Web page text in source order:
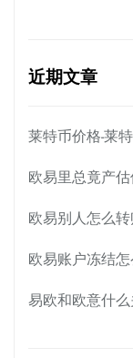
近期文章
莱特币价格-莱
欧易里总竟产
欧易别人怎么
欧易账户冻结
易欧和欧意什